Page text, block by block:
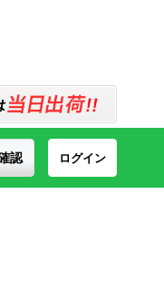
ログイン
認